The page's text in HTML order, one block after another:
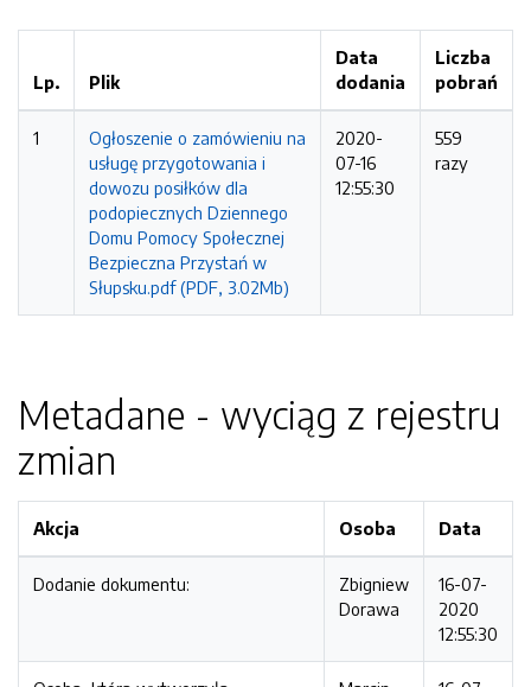
Lp. Plik
Data
dodania
Liczba
pobrań
1
Ogłoszenie o zamówieniu na
usługę przygotowania i
dowozu posiłków dla
podopiecznych Dziennego
Domu Pomocy Społecznej
Bezpieczna Przystań w
Słupsku.pdf (PDF, 3.02Mb)
2020-
07-16
12:55:30
559
razy
Metadane - wyciąg z rejestru
zmian
Akcja Osoba Data
Dodanie dokumentu:
Zbigniew
Dorawa
16-07-
2020
12:55:30